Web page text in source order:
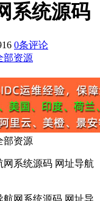
系统源码
0条评论
网系统源码 网址导航